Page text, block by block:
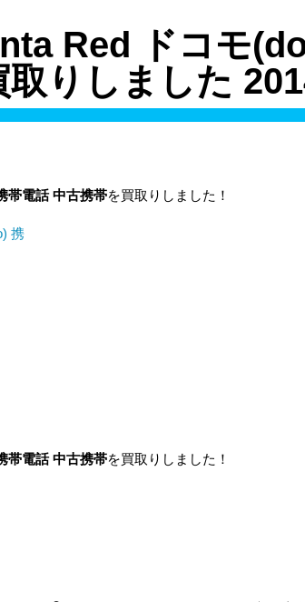
Red ドコモ
りしました
帯電話中古携帯を買取りしました！
帯電話中古携帯を買取りしました！